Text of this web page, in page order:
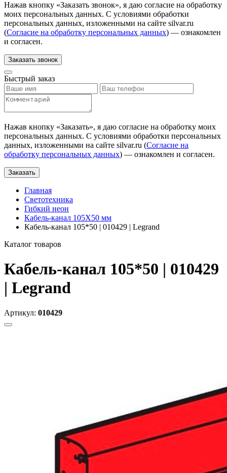
Нажав кнопку «Заказать звонок», я даю согласие на обработку
моих персональных данных. С условиями обработки
персональных данных, изложенными на сайте silvar.ru
(Согласие на обработку персональных данных) — ознакомлен
и согласен.
Заказать звонок
Быстрый заказ
Нажав кнопку «Заказать», я даю согласие на обработку моих
персональных данных. С условиями обработки персональных
данных, изложенными на сайте silvar.ru (Согласие на
обработку персональных данных) — ознакомлен и согласен.
Заказать
Главная
Светотехника
Гибкий неон
Кабель-канал 105X50 мм
Кабель-канал 105*50 | 010429 | Legrand
Каталог товаров
Кабель-канал 105*50 | 010429
| Legrand
Артикул: 010429